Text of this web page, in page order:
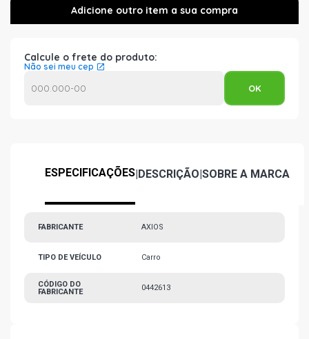
Calcule o frete do produto:
Não sei meu cep
ESPECIFICAÇÕES|DESCRIÇÃO|SOBRE A MARCA
FABRICANTE AXIOS
TIPO DE VEÍCULO Carro
CÓDIGO DO
FABRICANTE
0442613